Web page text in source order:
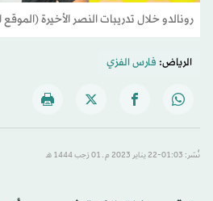
رونالدو خلال تدريبات النصر الأخيرة
الرياض: فارس الفزي
نُشر: 01:03-22 يناير 2023 م ـ 01 رَجب 1444 هـ